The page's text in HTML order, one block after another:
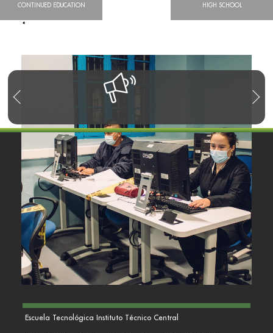
CONTINUED EDUCATION HIGH SCHOOL
Escuela Tecnológica Instituto Técnico Central